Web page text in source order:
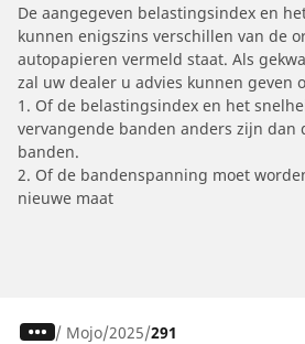
De aangegeven belastingsindex en
kunnen enigszins verschillen van de
autopapieren vermeld staat. Als
zal uw dealer u advies kunnen geven
1. Of de belastingsindex en het
vervangende banden anders zijn dan
banden.
2. Of de bandenspanning moet
nieuwe maat
/ Mojo 2025 291